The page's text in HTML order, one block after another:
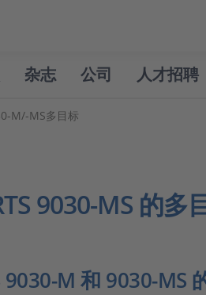
杂志 公司 人才招聘
M/-MS多目标
9030-MS 的多
M 和 9030-MS